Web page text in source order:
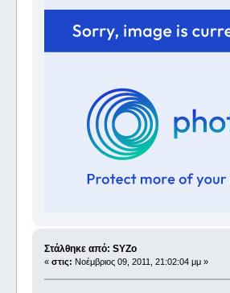
Στάλθηκε από: SYZo
« στις: Νοέμβριος 09, 2011, 21:02:04 μμ »